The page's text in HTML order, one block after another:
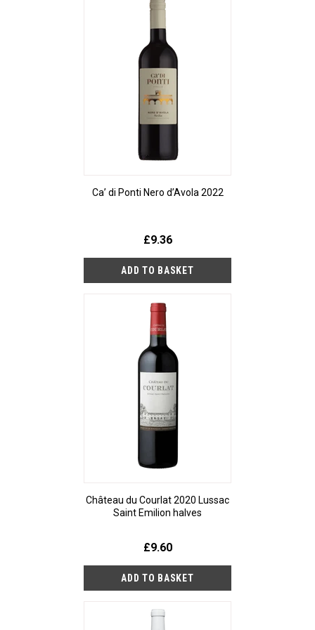
Ca’ di Ponti Nero d’Avola 2022
£9.36
Château du Courlat 2020 Lussac
Saint Emilion halves
£9.60